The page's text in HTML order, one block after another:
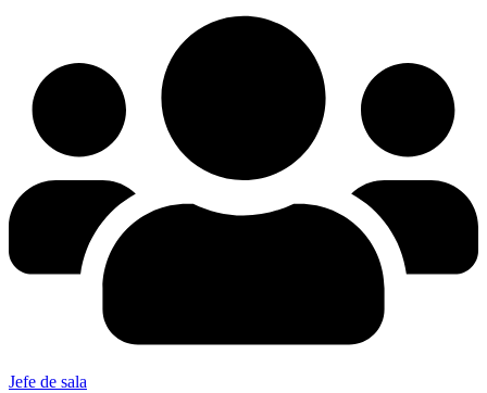
Jefe de sala